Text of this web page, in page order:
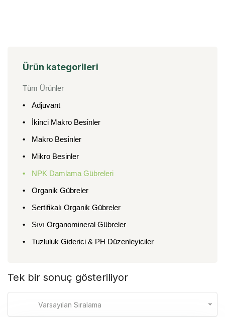
Ürün kategorileri
Tüm Ürünler
Adjuvant
İkinci Makro Besinler
Makro Besinler
Mikro Besinler
NPK Damlama Gübreleri
Organik Gübreler
Sertifikalı Organik Gübreler
Sıvı Organomineral Gübreler
Tuzluluk Giderici & PH Düzenleyiciler
Tek bir sonuç gösteriliyor
Varsayılan Sıralama